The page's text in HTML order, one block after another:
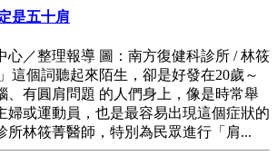
是五十肩
心／整理報導 圖：南方復健科診所 / 林筱
這個詞聽起來陌生，卻是好發在20歲～
、有圓肩問題 的人們身上，像是時常舉
婦或運動員，也是最容易出現這個症狀的
所林筱菁醫師，特別為民眾進行「肩...